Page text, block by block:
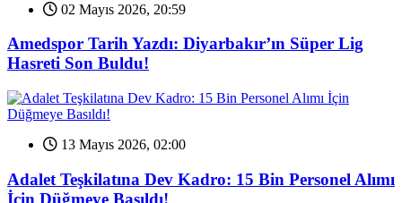
02 Mayıs 2026, 20:59
Amedspor Tarih Yazdı: Diyarbakır’ın Süper Lig
Hasreti Son Buldu!
13 Mayıs 2026, 02:00
Adalet Teşkilatına Dev Kadro: 15 Bin Personel Alımı
İçin Düğmeye Basıldı!